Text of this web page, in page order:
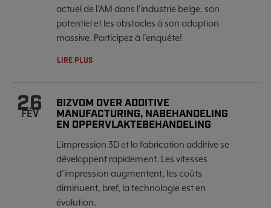
actuel de l'AM dans l'industrie belge, son
potentiel et les obstacles à son adoption
massive. Participez à l'enquête!
LIRE PLUS
26
FÉV
BIZVOM OVER ADDITIVE
MANUFACTURING, NABEHANDELING
EN OPPERVLAKTEBEHANDELING
L’impression 3D et la fabrication additive se
développent rapidement. Les vitesses
d’impression augmentent, les coûts
diminuent, bref, la technologie est en
évolution.